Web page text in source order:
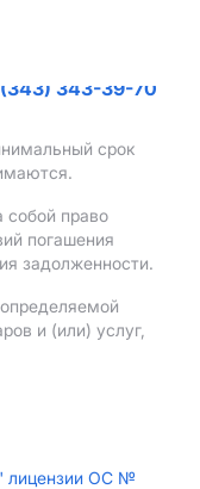
343-39-70
срок
собой право
погашения
задолженности.
и (или) услуг,
лицензии ОС №